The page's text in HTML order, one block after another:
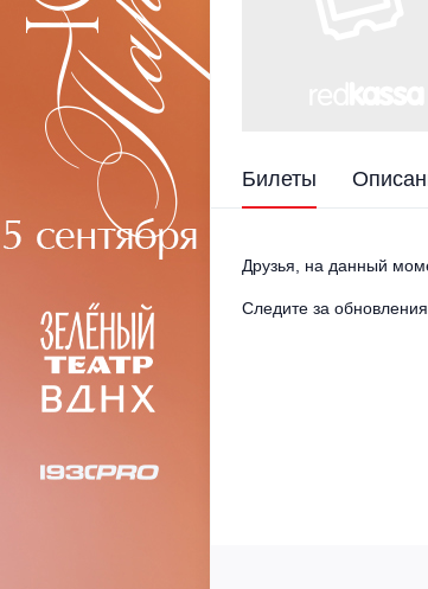
Билеты
Друзья, на данный
Следите за